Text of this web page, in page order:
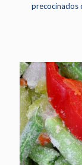
precocinados